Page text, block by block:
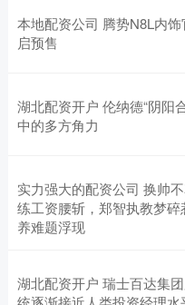
本地配资公司 腾势N8L内
启预售
湖北配资开户 伦纳德“阴阳
中的多方角力
实力强大的配资公司 换帅
练工资腰斩，郑智执教梦
养难题浮现
湖北配资开户 瑞士百达集